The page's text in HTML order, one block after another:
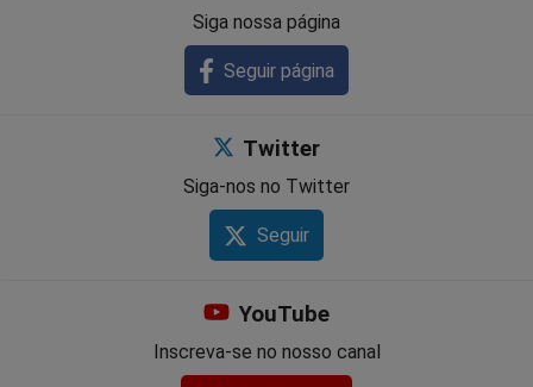
Siga nossa página
Seguir página
Twitter
Siga-nos no Twitter
Seguir
YouTube
Inscreva-se no nosso canal